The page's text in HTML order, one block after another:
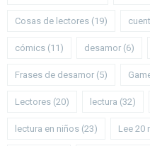
Cosas de lectores (19)
cómics (11) desamor (6)
Frases de desamor (5)
Lectores (20) lectura (32)
lectura en niños (23) Lee 20